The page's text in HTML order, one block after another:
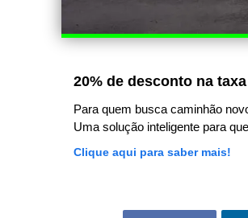
20% de desconto na
Para quem busca caminhão
Uma solução inteligente para
Clique aqui para saber mais!